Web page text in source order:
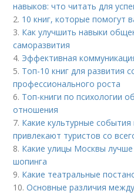
навыков: что читать для
2. 10 книг, которые помогут
3. Как улучшить навыки
саморазвития
4. Эффективная
5. Топ-10 книг для развития
профессионального роста
6. Топ-книги по психологии
отношения
7. Какие культурные
привлекают туристов со
8. Какие улицы Москвы лучше
шопинга
9. Какие театральные
10.Основные различия